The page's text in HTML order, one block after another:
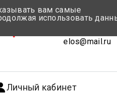
elos@mail.ru
Личный кабинет
вам самые
использовать